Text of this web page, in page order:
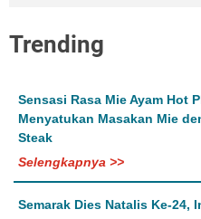
Trending
Sensasi Rasa Mie Ayam Hot
Menyatukan Masakan Mie
Steak
Selengkapnya >>
Semarak Dies Natalis Ke-24,